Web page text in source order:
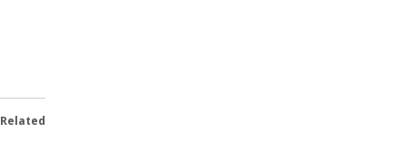
Related